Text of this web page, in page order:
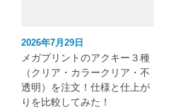
2026年7月29日
メガプリントのアクキー３種
（クリア・カラークリア・不
透明）を注文！仕様と仕上が
りを比較してみた！